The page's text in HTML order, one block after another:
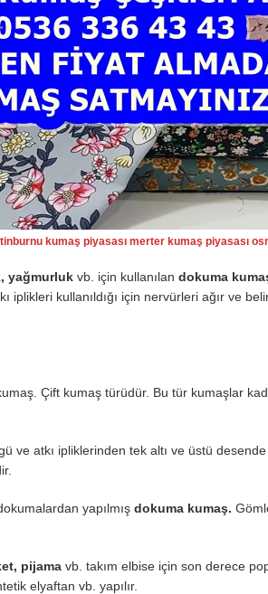
kumaş piyasası merter kumaş piyasası
yağmurluk vb. için kullanılan dokuma
iplikleri kullanıldığı için nervürleri ağır ve
Çift kumaş türüdür. Bu tür kumaşlar
ve atkı ipliklerinden tek altı ve üstü
yapılmış dokuma kumaş.
pijama vb. takım elbise için son derece
elyaftan vb. yapılır.